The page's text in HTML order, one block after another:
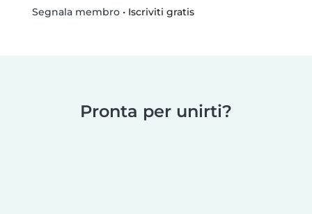
Segnala membro• Iscriviti gratis
Pronta per unirti?